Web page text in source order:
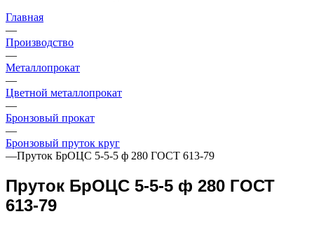
Главная
—
Производство
—
Металлопрокат
—
Цветной металлопрокат
—
Бронзовый прокат
—
Бронзовый пруток круг
—Пруток БрОЦС 5-5-5 ф 280 ГОСТ 613-79
Пруток БрОЦС 5-5-5 ф 280 ГОСТ
613-79